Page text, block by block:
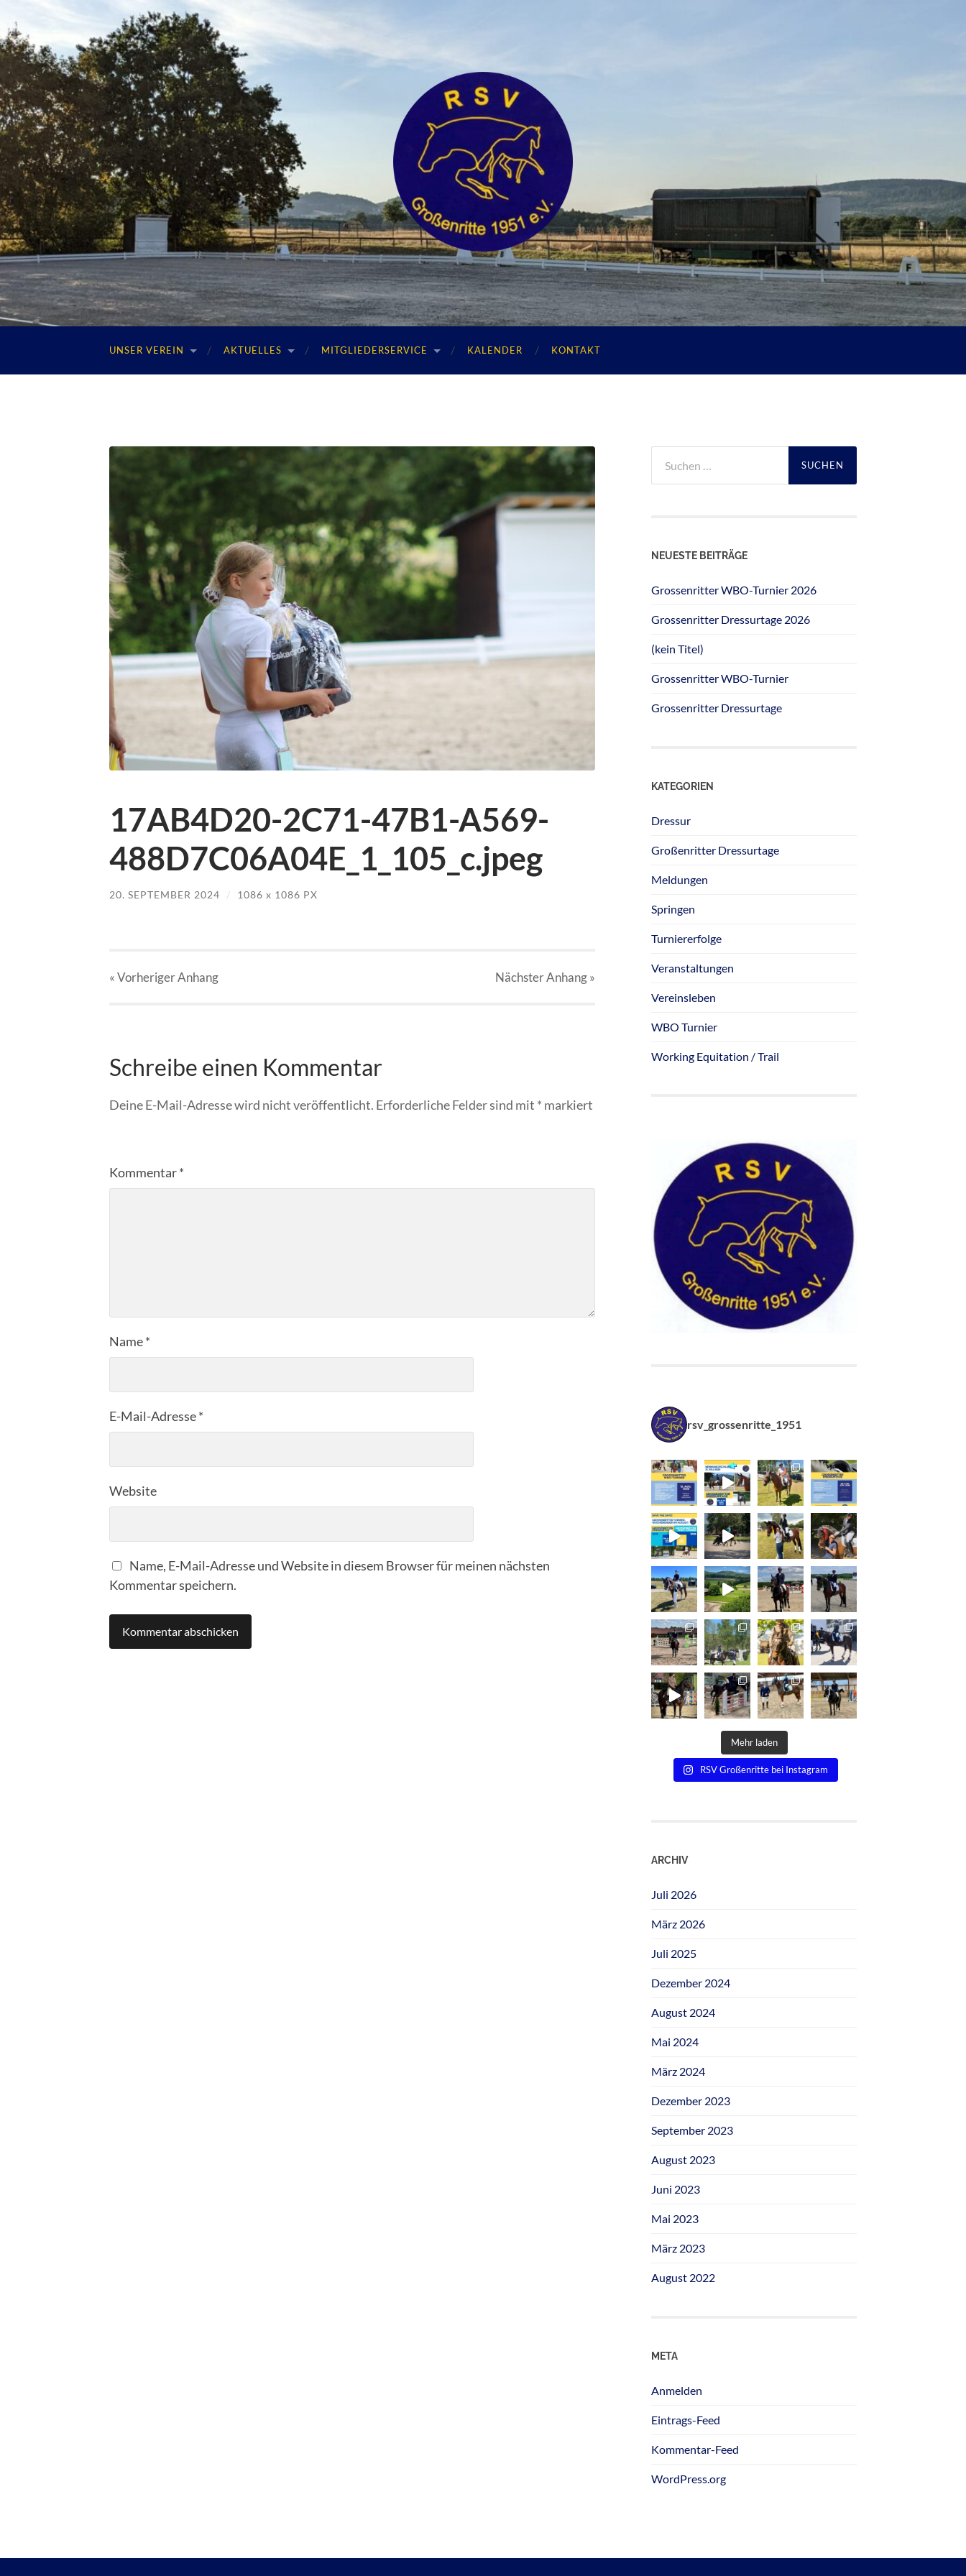
RSV
Großenritte
UNSER VEREIN AKTUELLES MITGLIEDERSERVICE KALENDER KONTAKT
17AB4D20-2C71-47B1-A569-
488D7C06A04E_1_105_c.jpeg
20. SEPTEMBER 2024 / 1086 x 1086 PX
« VorherigerAnhang NächsterAnhang»
Schreibe einen Kommentar
Deine E-Mail-Adresse wird nicht veröffentlicht. Erforderliche Felder sind mit * markiert
Kommentar*
Name*
E-Mail-Adresse*
Website
Name, E-Mail-Adresse und Website in diesem Browser für meinen nächsten
Kommentar speichern.
nach:
NEUESTE BEITRÄGE
Grossenritter WBO-Turnier 2026
Grossenritter Dressurtage 2026
(kein Titel)
Grossenritter WBO-Turnier
Grossenritter Dressurtage
KATEGORIEN
Dressur
Großenritter Dressurtage
Meldungen
Springen
Turniererfolge
Veranstaltungen
Vereinsleben
WBO Turnier
Working Equitation / Trail
rsv_grossenritte_1951
Mehr laden
RSV Großenritte bei Instagram
ARCHIV
Juli 2026
März 2026
Juli 2025
Dezember 2024
August 2024
Mai 2024
März 2024
Dezember 2023
September 2023
August 2023
Juni 2023
Mai 2023
März 2023
August 2022
META
Anmelden
Eintrags-Feed
Kommentar-Feed
WordPress.org